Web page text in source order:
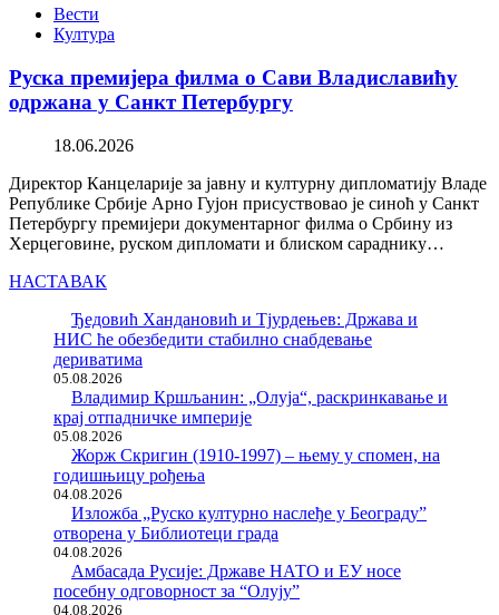
Вести
Култура
Руска премијера филма о Сави Владиславићу
одржана у Санкт Петербургу
18.06.2026
Директор Канцеларије за јавну и културну дипломатију Владе
Републике Србије Арно Гујон присуствовао је синоћ у Санкт
Петербургу премијери документарног филма о Србину из
Херцеговине, руском дипломати и блиском сараднику…
НАСТАВАК
Ђедовић Хандановић и Тјурдењев: Држава и
НИС ће обезбедити стабилно снабдевање
дериватима
05.08.2026
Владимир Кршљанин: „Олуја“, раскринкавање и
крај отпадничке империје
05.08.2026
Жорж Скригин (1910-1997) – њему у спомен, на
годишњицу рођења
04.08.2026
Изложба „Руско културно наслеђе у Београду”
отворена у Библиотеци града
04.08.2026
Амбасада Русије: Државе НАТО и ЕУ носе
посебну одговорност за “Олују”
04.08.2026